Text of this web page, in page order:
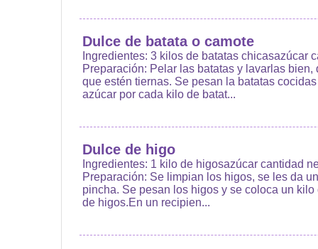
Dulce de batata o camote
Ingredientes: 3 kilos de batatas chicasazúcar
Preparación: Pelar las batatas y lavarlas bien,
que estén tiernas. Se pesan la batatas
azúcar por cada kilo de batat...
Dulce de higo
Ingredientes: 1 kilo de higosazúcar cantidad
Preparación: Se limpian los higos, se les da
pincha. Se pesan los higos y se coloca un
de higos.En un recipien...